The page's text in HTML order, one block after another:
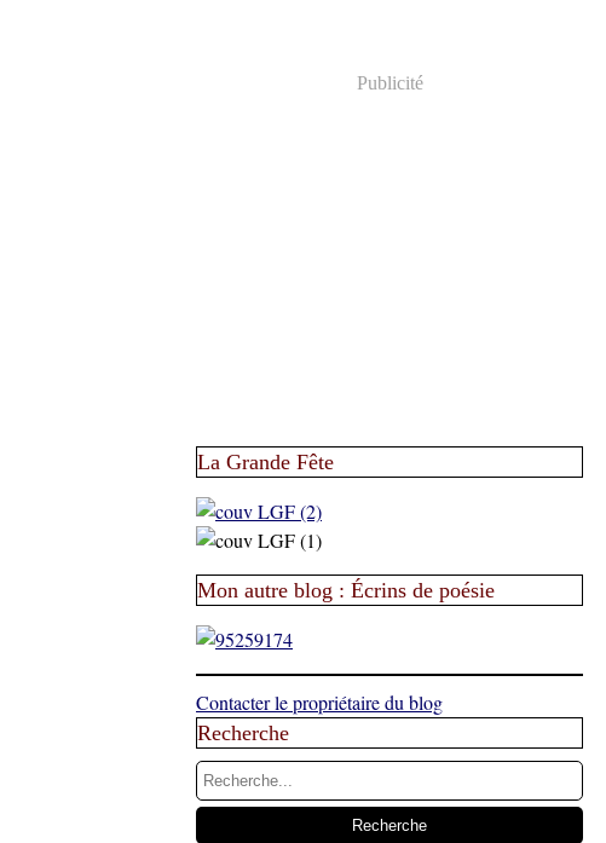
Publicité
La Grande Fête
Mon autre blog : Écrins de poésie
Contacter le propriétaire du blog
Recherche